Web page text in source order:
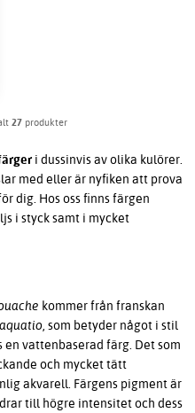
27 produkter
i dussinvis av olika kulörer.
med eller är nyfiken att prova
dig. Hos oss finns färgen
i styck samt i mycket
kommer från franskan
aquatio, som betyder något i stil
en vattenbaserad färg. Det som
och mycket tätt
akvarell. Färgens pigment är
till högre intensitet och dess